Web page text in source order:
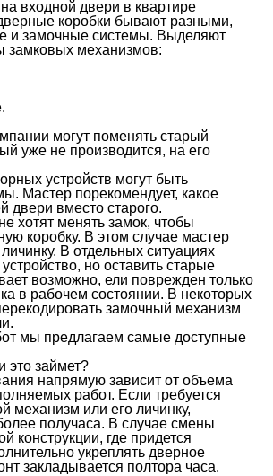
коробки бывают разными,
и замочные системы. Выделяют
механизмов:
могут поменять старый
уже не производится, на его
устройств могут быть
Мастер порекомендует, какое
двери вместо старого.
хотят менять замок, чтобы
коробку. В этом случае мастер
В отдельных ситуациях
но оставить старые
возможно, ели поврежден только
в рабочем состоянии. В некоторых
замочный механизм
мы предлагаем самые доступные
это займет?
напрямую зависит от объема
работ. Если требуется
механизм или его личинку,
получаса. В случае смены
конструкции, где придется
укреплять дверное
закладывается полтора часа.